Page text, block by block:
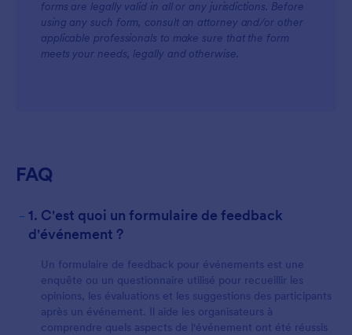
forms are legally valid in all or any jurisdictions. Before
using any such form, consult an attorney and/or other
applicable professionals to make sure that the form
meets your needs, legally and otherwise.
FAQ
- 1. C'est quoi un formulaire de feedback
d'événement ?
Un formulaire de feedback pour événements est une
enquête ou un questionnaire utilisé pour recueillir les
opinions, les évaluations et les suggestions des participants
après un événement. Il aide les organisateurs à
comprendre quels aspects de l'événement ont été réussis